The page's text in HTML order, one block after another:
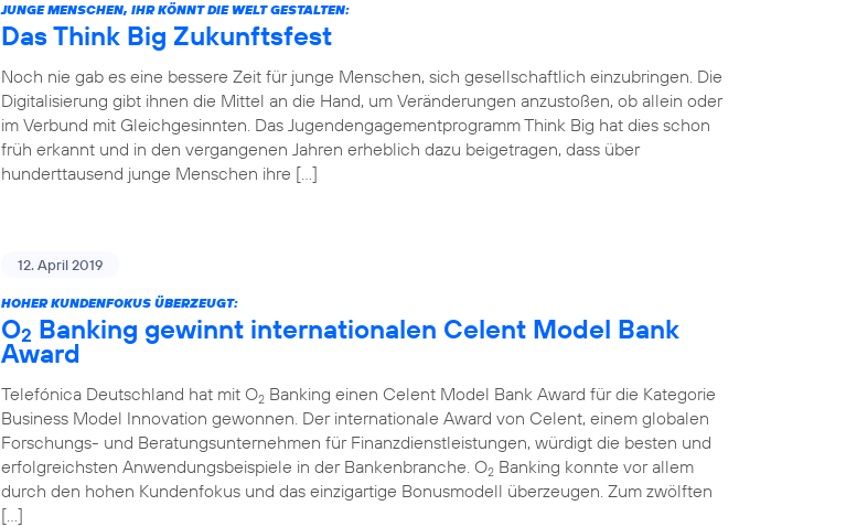
JUNGE MENSCHEN, IHR KÖNNT DIE WELT GESTALTEN:
Das Think Big Zukunftsfest
Noch nie gab es eine bessere Zeit für junge Menschen, sich gesellschaftlich einzubringen. Die
Digitalisierung gibt ihnen die Mittel an die Hand, um Veränderungen anzustoßen, ob allein oder
im Verbund mit Gleichgesinnten. Das Jugendengagementprogramm Think Big hat dies schon
früh erkannt und in den vergangenen Jahren erheblich dazu beigetragen, dass über
hunderttausend junge Menschen ihre […]
12. April 2019
HOHER KUNDENFOKUS ÜBERZEUGT:
O2 Banking gewinnt internationalen Celent Model Bank
Award
Telefónica Deutschland hat mit O2 Banking einen Celent Model Bank Award für die Kategorie
Business Model Innovation gewonnen. Der internationale Award von Celent, einem globalen
Forschungs- und Beratungsunternehmen für Finanzdienstleistungen, würdigt die besten und
erfolgreichsten Anwendungsbeispiele in der Bankenbranche. O2 Banking konnte vor allem
durch den hohen Kundenfokus und das einzigartige Bonusmodell überzeugen. Zum zwölften
[…]